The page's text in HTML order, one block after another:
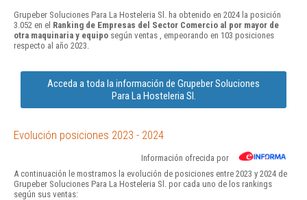
Grupeber Soluciones Para La Hosteleria Sl. ha obtenido en 2024 la posición
3.052 en el Ranking de Empresas del Sector Comercio al por mayor de
otra maquinaria y equipo según ventas , empeorando en 103 posiciones
respecto al año 2023.
Acceda a toda la información de Grupeber Soluciones
Para La Hosteleria Sl.
Evolución posiciones 2023 - 2024
Información ofrecida por
A continuación le mostramos la evolución de posiciones entre 2023 y 2024 de
Grupeber Soluciones Para La Hosteleria Sl. por cada uno de los rankings
según sus ventas: